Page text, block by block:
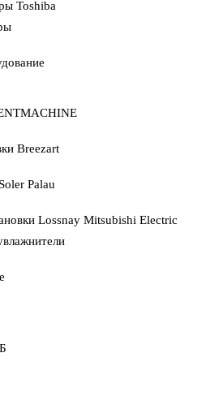
Toshiba
Breezart
Palau
Lossnay Mitsubishi Electric